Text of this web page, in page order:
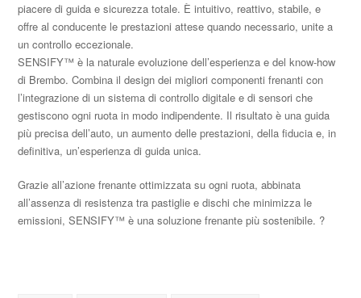
piacere di guida e sicurezza totale. È intuitivo, reattivo, stabile, e
offre al conducente le prestazioni attese quando necessario, unite a
un controllo eccezionale.
SENSIFY™ è la naturale evoluzione dell’esperienza e del know-how
di Brembo. Combina il design dei migliori componenti frenanti con
l’integrazione di un sistema di controllo digitale e di sensori che
gestiscono ogni ruota in modo indipendente. Il risultato è una guida
più precisa dell’auto, un aumento delle prestazioni, della fiducia e, in
definitiva, un’esperienza di guida unica.
Grazie all’azione frenante ottimizzata su ogni ruota, abbinata
all’assenza di resistenza tra pastiglie e dischi che minimizza le
emissioni, SENSIFY™ è una soluzione frenante più sostenibile. ?